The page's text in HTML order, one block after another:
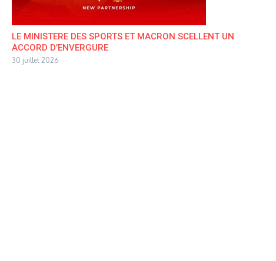
LE MINISTERE DES SPORTS ET MACRON SCELLENT UN
ACCORD D’ENVERGURE
30 juillet 2026